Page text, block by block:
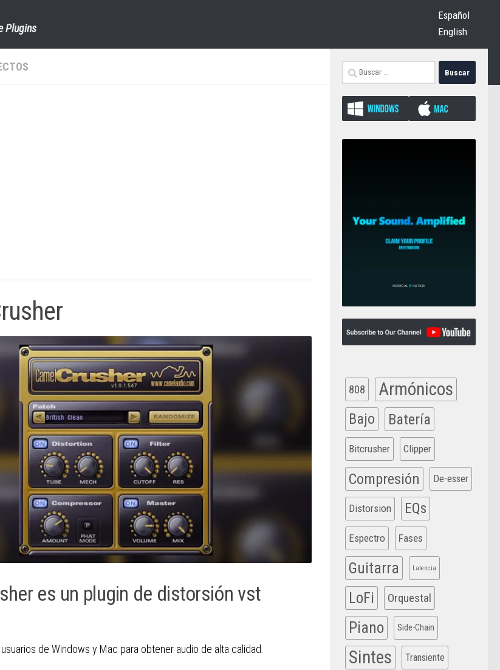
Plugins
Español
English
es un plugin de distorsión vst
de Windows y Mac para obtener audio de alta calidad.
Buscar:
808 Armónicos
Bajo Batería
Bitcrusher Clipper
Compresión De-esser
Distorsion EQs
Espectro Fases
Guitarra Latencia
LoFi Orquestal
Piano Side-Chain
Sintes Transiente